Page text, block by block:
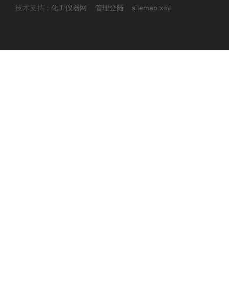
技术支持： 化工仪器网 管理登陆 sitemap.xml